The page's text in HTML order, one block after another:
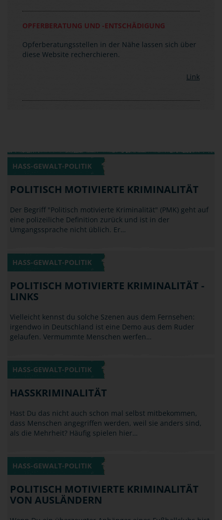
Opferberatungsstellen in der Nähe lassen sich über
POLITISCH MOTIVIERTE KRIMINALITÄT
Der Begriff "Politisch motivierte Kriminalität" (PMK) geht auf
Umgangssprache nicht üblich. Er…
POLITISCH MOTIVIERTE KRIMINALITÄT -
LINKS
Vielleicht kennst du solche Szenen aus dem Fernsehen:
gelaufen. Vermummte Menschen werfen…
HASSKRIMINALITÄT
Hast Du das nicht auch schon mal selbst mitbekommen,
als die Mehrheit? Häufig spielen hier…
POLITISCH MOTIVIERTE KRIMINALITÄT
VON AUSLÄNDERN
Wenn Du ein überzeugter Anhänger eines Fußballclubs bist